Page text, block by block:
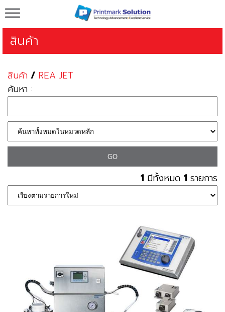
Printmark Solution จำหน่ายเครื่องพิมพ์วันที่ผลิต
วันหมดอายุ
สินค้า
สินค้า / REA JET
ค้นหา :
1มีทั้งหมด 1รายการ